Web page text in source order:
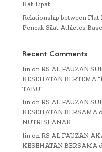
Kali Lipat
Relationship between Flat
Pencak Silat Athletes
Recent Comments
Iin on RS AL FAUZAN
KESEHATAN BERTEMA
TABU”
Iinon RS AL FAUZAN
KESEHATAN BERSAMA
NUTRISI ANAK
Iin on RS AL FAUZAN
KESEHATAN BERSAMA